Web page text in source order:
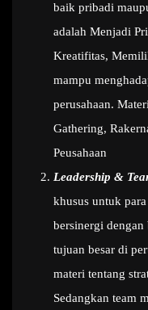
baik pribadi
adalah Menjadi
Kreatifitas,
mampu
perusahaan.
Gathering,
Peusahaan
Leadership &
khusus untuk
bersinergi dengan
tujuan besar di
materi tentang
Sedangkan team